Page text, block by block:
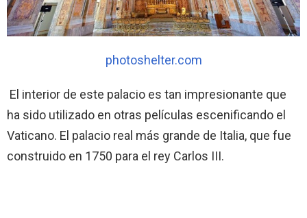
photoshelter.com
El interior de este palacio es tan impresionante que
ha sido utilizado en otras películas escenificando el
Vaticano. El palacio real más grande de Italia, que fue
construido en 1750 para el rey Carlos III.